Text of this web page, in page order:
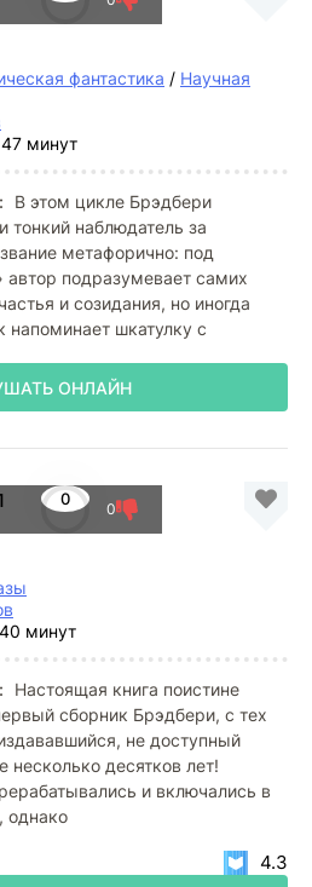
фантастика / Научная
минут
В этом цикле Брэдбери
тонкий наблюдатель за
метафорично: под
подразумевает самих
и созидания, но иногда
шкатулку с
ОНЛАЙН
0
0
минут
Настоящая книга поистине
сборник Брэдбери, с тех
не доступный
десятков лет!
и включались в
однако
4.3